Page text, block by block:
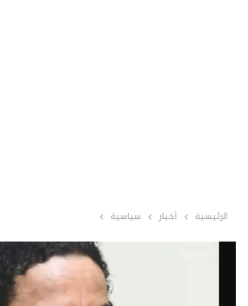
الرئيسية أخبار سياسية